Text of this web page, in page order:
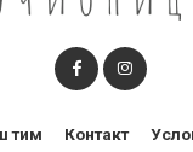
тим Контакт